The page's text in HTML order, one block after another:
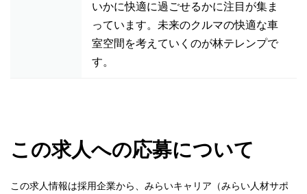
いかに快適に過ごせるかに注目が集ま
っています。未来のクルマの快適な車
室空間を考えていくのが林テレンプで
す。
この求人への応募について
この求人情報は採用企業から、みらいキャリア（みらい人材サポ